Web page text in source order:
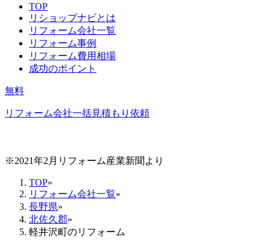
TOP
リショップナビとは
リフォーム会社一覧
リフォーム事例
リフォーム費用相場
成功のポイント
無料
リフォーム会社一括見積もり依頼
※2021年2月リフォーム産業新聞より
TOP»
リフォーム会社一覧»
長野県»
北佐久郡»
軽井沢町のリフォーム